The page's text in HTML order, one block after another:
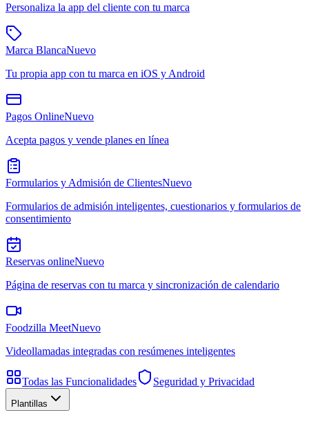
Personaliza la app del cliente con tu marca
Marca BlancaNuevo
Tu propia app con tu marca en iOS y Android
Pagos OnlineNuevo
Acepta pagos y vende planes en línea
Formularios y Admisión de ClientesNuevo
Formularios de admisión inteligentes, cuestionarios y formularios de
consentimiento
Reservas onlineNuevo
Página de reservas con tu marca y sincronización de calendario
Foodzilla MeetNuevo
Videollamadas integradas con resúmenes inteligentes
Todas las Funcionalidades Seguridad y Privacidad
Plantillas